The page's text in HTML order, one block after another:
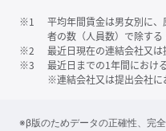
※1
平均年間賃金は男女別に
者の数（人員数）で除する
※2
最近日現在の連結会社又
※3
最近日までの1年間におけ
※連結会社又は提出会社に
※β版のためデータの正確性、完